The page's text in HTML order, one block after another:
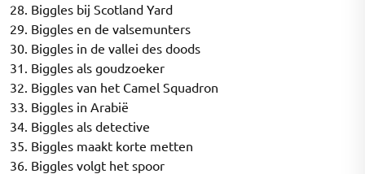
28. Biggles bij Scotland Yard
29. Biggles en de valsemunters
30. Biggles in de vallei des doods
31. Biggles als goudzoeker
32. Biggles van het Camel Squadron
33. Biggles in Arabië
34. Biggles als detective
35. Biggles maakt korte metten
36. Biggles volgt het spoor